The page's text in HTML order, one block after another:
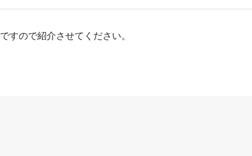
ですので紹介させてください。